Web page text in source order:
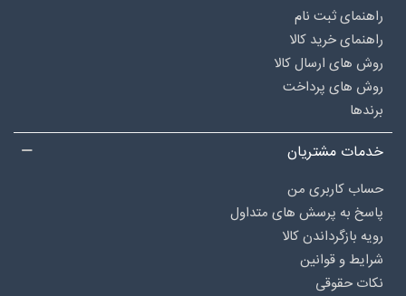
راهنمای ثبت نام
راهنمای خرید کالا
روش های ارسال کالا
روش های پرداخت
برندها
خدمات مشتریان
حساب کاربری من
پاسخ به پرسش های متداول
رویه بازگرداندن کالا
شرایط و قوانین
نکات حقوقی